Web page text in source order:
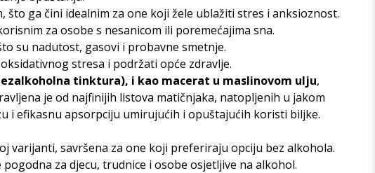
ga čini idealnim za one koji žele ublažiti stres i anksioznost.
za osobe s nesanicom ili poremećajima sna.
su nadutost, gasovi i probavne smetnje.
stresa i podržati opće zdravlje.
tinktura), i kao macerat u maslinovom ulju,
je od najfinijih listova matičnjaka, natopljenih u jakom
i efikasnu apsorpciju umirujućih i opuštajućih koristi biljke.
varijanti, savršena za one koji preferiraju opciju bez alkohola.
za djecu, trudnice i osobe osjetljive na alkohol.